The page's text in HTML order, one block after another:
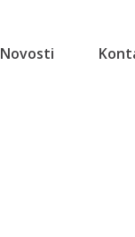
Novosti